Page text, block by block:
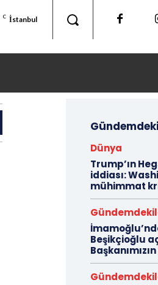
C İstanbul
Dünya
Trump’ın
iddiası:
mühimmat
Beşikçioğlu